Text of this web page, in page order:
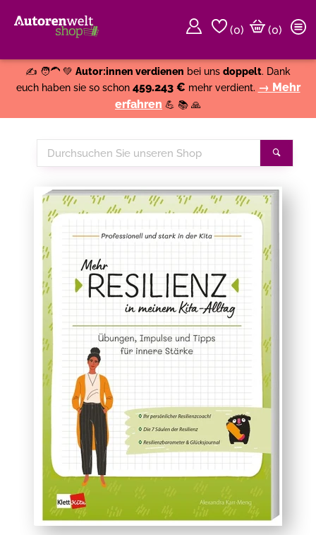
(0)
(0)
✍️ 🧑‍🦱 💚 Autor:innen verdienen bei uns doppelt. Dank
euch haben sie so schon 459.243 € mehr verdient. → Mehr
erfahren 💪 📚 🙏
Durchsuchen
Sie
Shop